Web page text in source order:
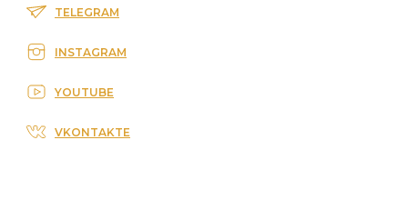
TELEGRAM
INSTAGRAM
YOUTUBE
VKONTAKTE